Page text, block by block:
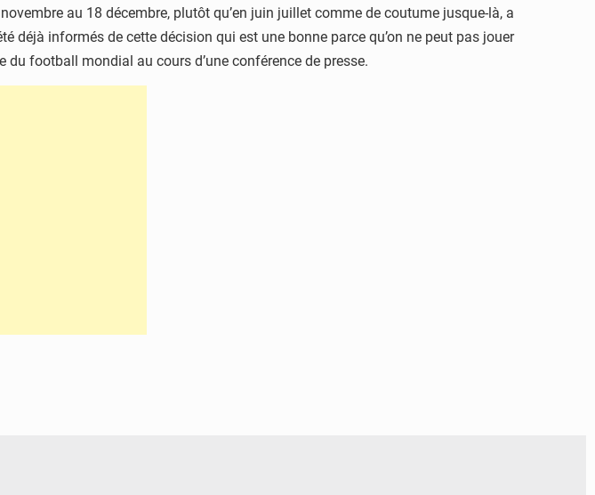
au 18 décembre, plutôt qu’en juin juillet comme de coutume jusque-là, a
informés de cette décision qui est une bonne parce qu’on ne peut pas jouer
football mondial au cours d’une conférence de presse.